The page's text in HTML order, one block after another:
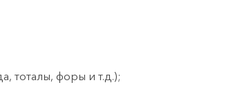
тоталы, форы и т.д.);